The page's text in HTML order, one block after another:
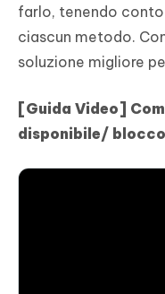
farlo, tenendo
ciascun metodo.
soluzione migliore
[Guida Video]
disponibile/